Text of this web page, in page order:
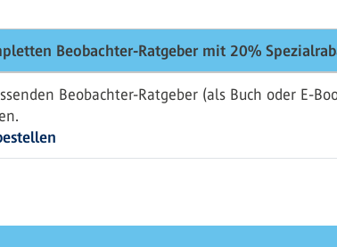
Beobachter-Ratgeber mit 20%
Beobachter-Ratgeber (als Buch oder E-